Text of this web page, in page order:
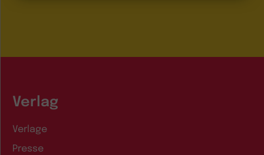
Verlag
Verlage
Presse